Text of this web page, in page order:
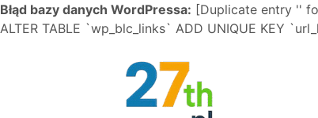
Błąd bazy danych WordPressa: [Duplicate entry ''
ALTER TABLE `wp_blc_links` ADD UNIQUE KEY